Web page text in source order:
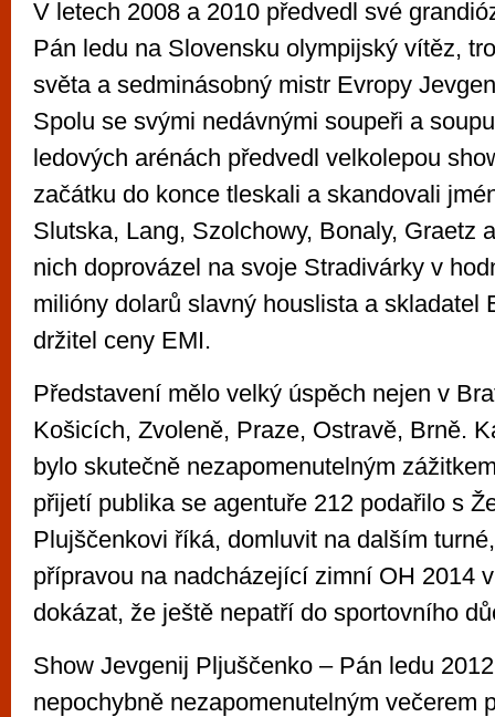
V letech 2008 a 2010 předvedl své
Pán ledu na Slovensku olympijský vítěz,
světa a sedminásobný mistr Evropy
Spolu se svými nedávnými soupeři a
ledových arénách předvedl velkolepou
začátku do konce tleskali a skandovali
Slutska, Lang, Szolchowy, Bonaly, Graetz
nich doprovázel na svoje Stradivárky v
milióny dolarů slavný houslista a skladatel
držitel ceny EMI.
Představení mělo velký úspěch nejen v
Košicích, Zvoleně, Praze, Ostravě, Brně.
bylo skutečně nezapomenutelným
přijetí publika se agentuře 212 podařilo s
Plujščenkovi říká, domluvit na dalším
přípravou na nadcházející zimní OH 2014
dokázat, že ještě nepatří do sportovního
Show Jevgenij Pljuščenko – Pán ledu
nepochybně nezapomenutelným večerem